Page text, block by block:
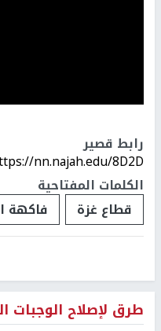
رابط قصير
nn.najah.edu/8D2D/
الكلمات المفتاحية
قطاع غزة
فاكهة
طرق لإصلاح الوجبات